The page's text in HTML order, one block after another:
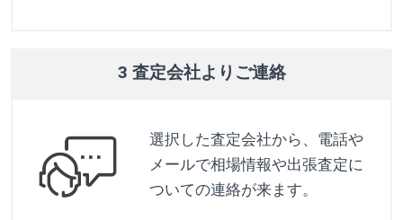
3 査定会社よりご連絡
選択した査定会社から、電話や
メールで相場情報や出張査定に
ついての連絡が来ます。